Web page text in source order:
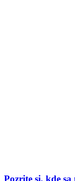
Pozrite si, kde